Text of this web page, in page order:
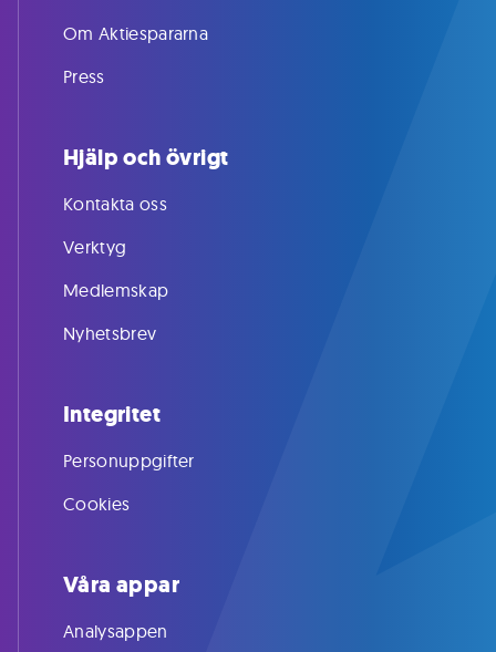
Om Aktiespararna
Press
Hjälp och övrigt
Kontakta oss
Verktyg
Medlemskap
Nyhetsbrev
Integritet
Personuppgifter
Cookies
Våra appar
Analysappen